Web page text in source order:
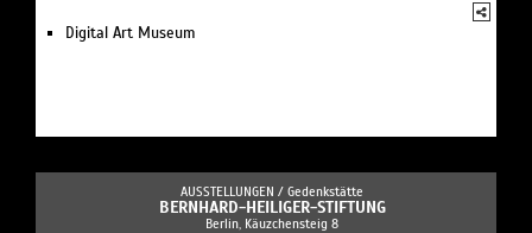
Digital Art Museum
AUSSTELLUNGEN / Gedenkstätte
BERNHARD-HEILIGER-STIFTUNG
Berlin, Käuzchensteig 8